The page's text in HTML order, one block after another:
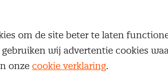
van meer dan 12.000
inkoopkennis en de
om de site beter te laten
wij advertentie cookies
onze cookie verklaring.